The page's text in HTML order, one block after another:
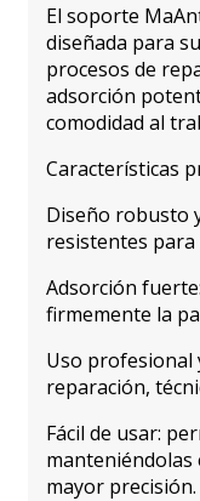
El soporte
diseñada para
procesos de
adsorción
comodidad al
Características
Diseño robusto
resistentes
Adsorción
firmemente la
Uso profesional
reparación,
Fácil de usar:
mayor precisión.